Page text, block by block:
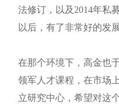
法修订，以及2014年私
以后，有了非常好的发
在那个环境下，高金也
领军人才课程，在市场
立研究中心，希望对这